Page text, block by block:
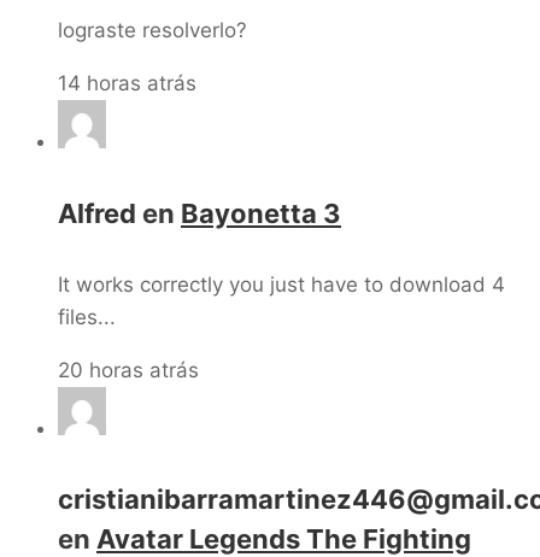
lograste resolverlo?
14 horas atrás
Alfred en Bayonetta 3
It works correctly you just have to download 4
files...
20 horas atrás
en Avatar Legends The Fighting